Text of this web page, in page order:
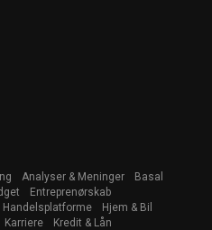
Analyser & Meninger
Basal
Entreprenørskab
Handelsplatforme
Hjem & Bil
Karriere
Kredit & Lån